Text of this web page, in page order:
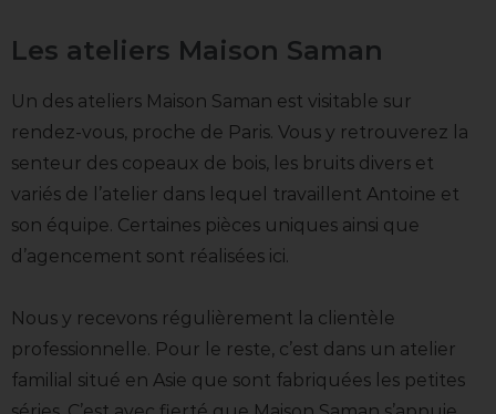
Les ateliers Maison Saman
Un des ateliers Maison Saman est visitable sur
rendez-vous, proche de Paris. Vous y retrouverez la
senteur des copeaux de bois, les bruits divers et
variés de l’atelier dans lequel travaillent Antoine et
son équipe. Certaines pièces uniques ainsi que
d’agencement sont réalisées ici.
Nous y recevons régulièrement la clientèle
professionnelle. Pour le reste, c’est dans un atelier
familial situé en Asie que sont fabriquées les petites